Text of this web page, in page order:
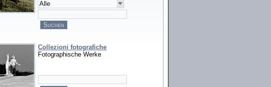
Collezioni fotografiche
Fotographische Werke